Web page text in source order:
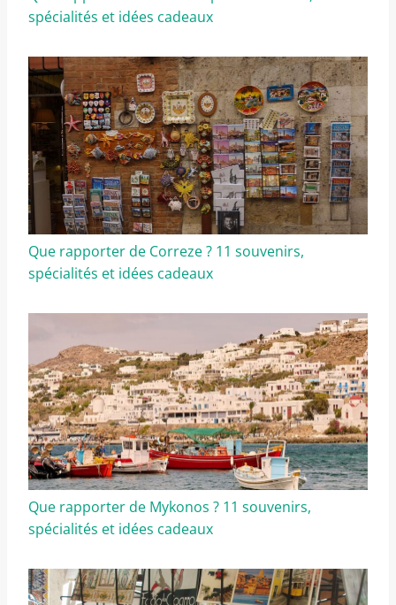
spécialités et idées cadeaux
Que rapporter de Correze ? 11 souvenirs,
spécialités et idées cadeaux
Que rapporter de Mykonos ? 11 souvenirs,
spécialités et idées cadeaux